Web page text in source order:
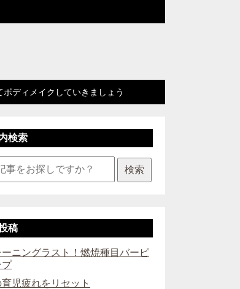
ディメイクしていきましょう
検索
検索
稿
ニングラスト！燃焼種目バーピ
プ
児疲れをリセット